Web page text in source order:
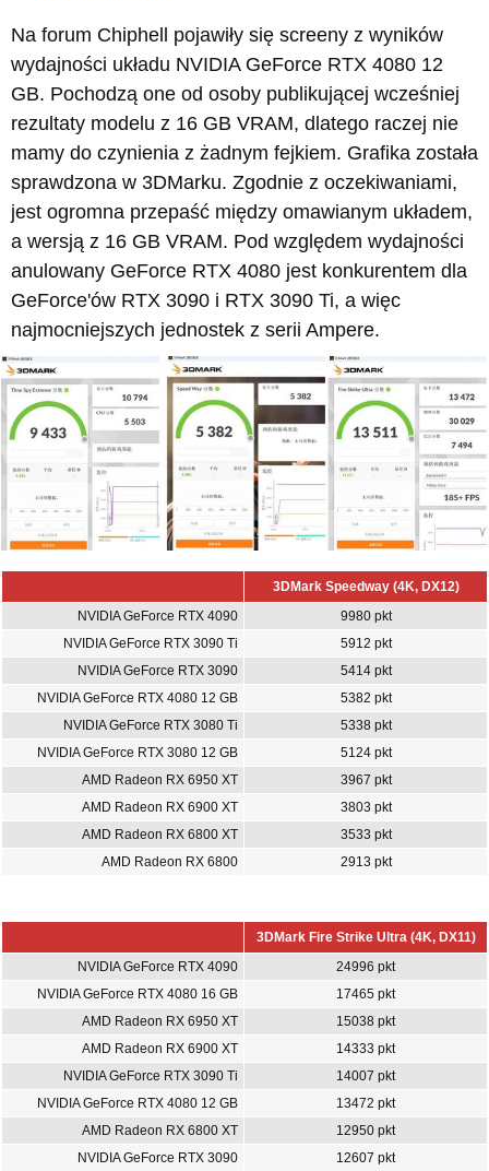
Na forum Chiphell pojawiły się screeny z wyników
wydajności układu NVIDIA GeForce RTX 4080 12
GB. Pochodzą one od osoby publikującej wcześniej
rezultaty modelu z 16 GB VRAM, dlatego raczej nie
mamy do czynienia z żadnym fejkiem. Grafika została
sprawdzona w 3DMarku. Zgodnie z oczekiwaniami,
jest ogromna przepaść między omawianym układem,
a wersją z 16 GB VRAM. Pod względem wydajności
anulowany GeForce RTX 4080 jest konkurentem dla
GeForce'ów RTX 3090 i RTX 3090 Ti, a więc
najmocniejszych jednostek z serii Ampere.
3DMark Speedway (4K, DX12)
NVIDIA GeForce RTX 4090
9980 pkt
NVIDIA GeForce RTX 3090 Ti
5912 pkt
NVIDIA GeForce RTX 3090
5414 pkt
NVIDIA GeForce RTX 4080 12 GB
5382 pkt
NVIDIA GeForce RTX 3080 Ti
5338 pkt
NVIDIA GeForce RTX 3080 12 GB
5124 pkt
AMD Radeon RX 6950 XT
3967 pkt
AMD Radeon RX 6900 XT
3803 pkt
AMD Radeon RX 6800 XT
3533 pkt
AMD Radeon RX 6800
2913 pkt
3DMark Fire Strike Ultra (4K, DX11)
NVIDIA GeForce RTX 4090
24996 pkt
NVIDIA GeForce RTX 4080 16 GB
17465 pkt
AMD Radeon RX 6950 XT
15038 pkt
AMD Radeon RX 6900 XT
14333 pkt
NVIDIA GeForce RTX 3090 Ti
14007 pkt
NVIDIA GeForce RTX 4080 12 GB
13472 pkt
AMD Radeon RX 6800 XT
12950 pkt
NVIDIA GeForce RTX 3090
12607 pkt